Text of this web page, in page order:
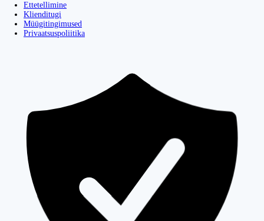
Ettetellimine
Klienditugi
Müügitingimused
Privaatsuspoliitika